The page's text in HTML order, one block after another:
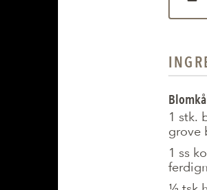
1 stk.
grove
1 ss